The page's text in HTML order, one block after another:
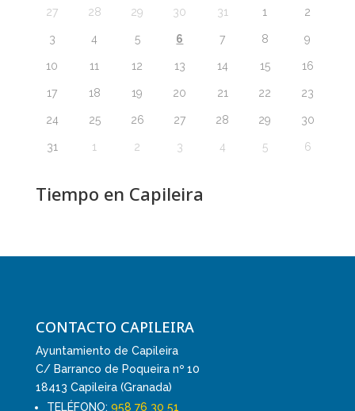
27 28 29 30 31 1 2
3 4 5 6 7 8 9
10 11 12 13 14 15 16
17 18 19 20 21 22 23
24 25 26 27 28 29 30
31 1 2 3 4 5 6
Tiempo en Capileira
CONTACTO CAPILEIRA
Ayuntamiento de Capileira
C/ Barranco de Poqueira nº 10
18413 Capileira (Granada)
TELÉFONO: 958 76 30 51